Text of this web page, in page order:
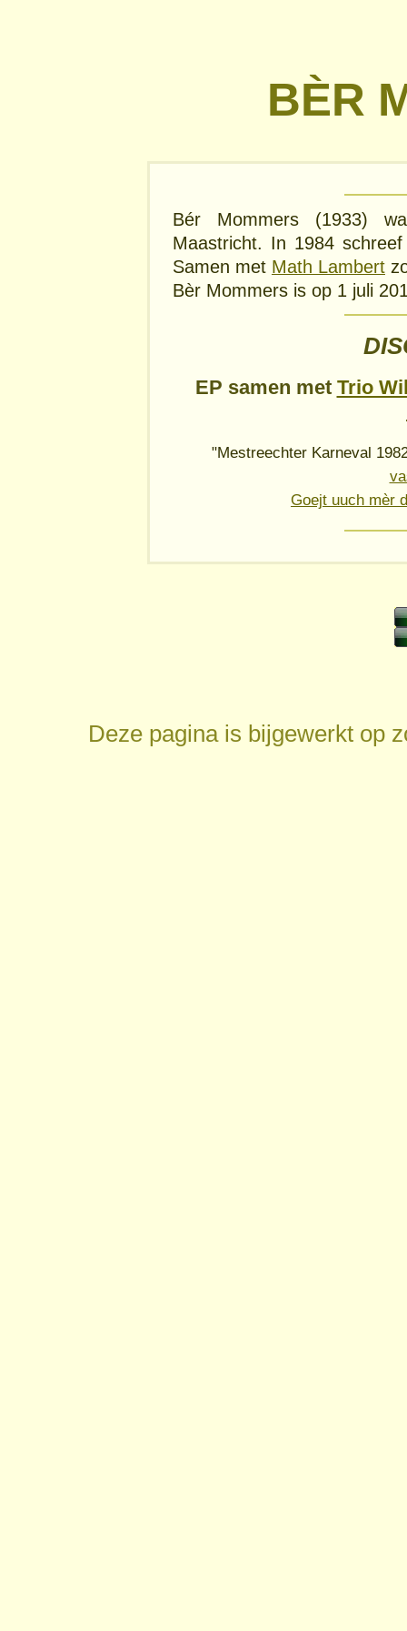
BÈR
Bér Mommers (1933)
Maastricht. In 1984
Samen met Math Lambert
Bèr Mommers is op 1 juli
EP samen met Trio
"Mestreechter Karneval
Goejt uuch mèr
Deze pagina is bijgewerkt op